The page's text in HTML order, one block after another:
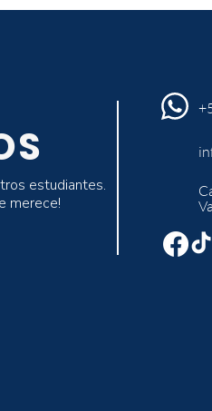
estudiantes.
merece!